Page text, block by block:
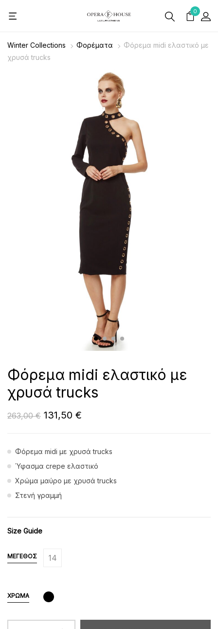
0
Winter Collections Φορέματα
Φόρεμα midi ελαστικό με
χρυσά trucks
Φόρεμα midi ελαστικό με
χρυσά trucks
263,00€ 131,50 €
Φόρεμα midi με χρυσά trucks
Ύφασμα crepe ελαστικό
Χρώμα μαύρο με χρυσά trucks
Στενή γραμμή
Size Guide
ΜΈΓΕΘΟΣ 14
ΧΡΏΜΑ